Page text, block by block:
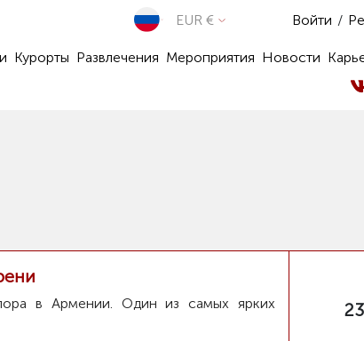
EUR € Войти /
Курорты Развлечения Мероприятия Новости
в Армении. Один из самых ярких